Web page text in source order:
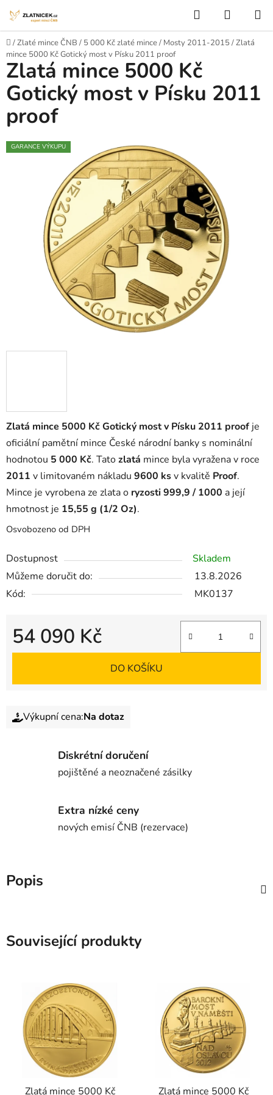
Hledat
Domů
/Zlaté mince ČNB / 5 000 Kč zlaté mince/ Mosty 2011-2015/Zlatá
mince 5000 Kč Gotický most v Písku 2011 proof
Zlatá mince 5000 Kč Gotický most v Písku 2011 proof je
oficiální pamětní mince České národní banky s nominální
hodnotou 5 000 Kč. Tatozlatá mince byla vyražena v roce
2011 v limitovaném nákladu 9600 ksv kvalitě Proof.
Mince je vyrobena ze zlata o ryzosti 999,9 / 1000 a její
hmotnost je 15,55 g (1/2 Oz).
Osvobozeno od DPH
Dostupnost
Skladem
Můžeme doručit do:
13.8.2026
Kód:
MK0137
54 090 Kč
DO KOŠÍKU
Výkupní cena:Na dotaz
Zlatá mince 5000 Kč
Gotický most v Písku 2011
proof
GARANCE VÝKUPU
Diskrétní doručení
pojištěné a neoznačené zásilky
Extra nízké ceny
nových emisí ČNB (rezervace)
Popis
Související produkty
Zlatá mince 5000 Kč Zlatá mince 5000 Kč